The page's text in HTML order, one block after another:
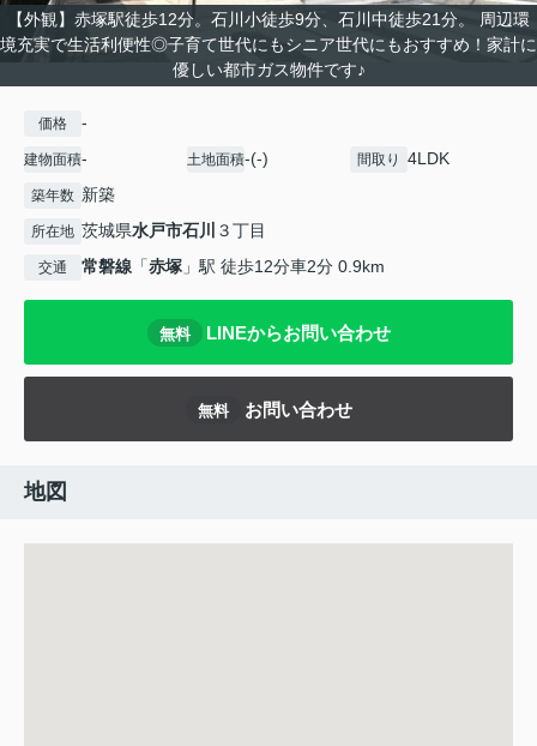
【外観】赤塚駅徒歩12分。石川小徒歩9分、石川中徒歩21分。 周辺環
境充実で生活利便性◎子育て世代にもシニア世代にもおすすめ！家計に
優しい都市ガス物件です♪
価格 -
建物面積- 土地面積-(-) 間取り 4LDK
築年数 新築
所在地 茨城県水戸市石川 ３丁目
交通 常磐線 「赤塚 」駅 徒歩12分車2分 0.9km
無料 LINEからお問い合わせ
無料 お問い合わせ
地図